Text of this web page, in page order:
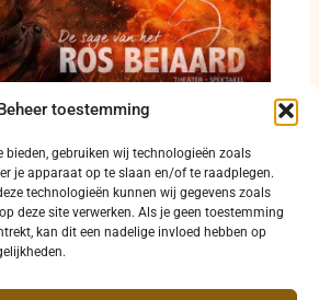
toestemming
bieden, gebruiken wij technologieën zoals
je apparaat op te slaan en/of te raadplegen.
technologieën kunnen wij gegevens zoals
deze site verwerken. Als je geen toestemming
kan dit een nadelige invloed hebben op
en Yanni Bourguignon
groots theaterspektakel ‘De
Beiaard’